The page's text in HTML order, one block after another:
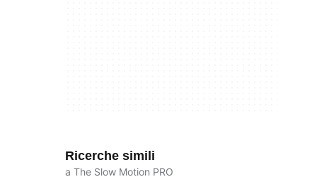
Ricerche simili
a The Slow Motion PRO